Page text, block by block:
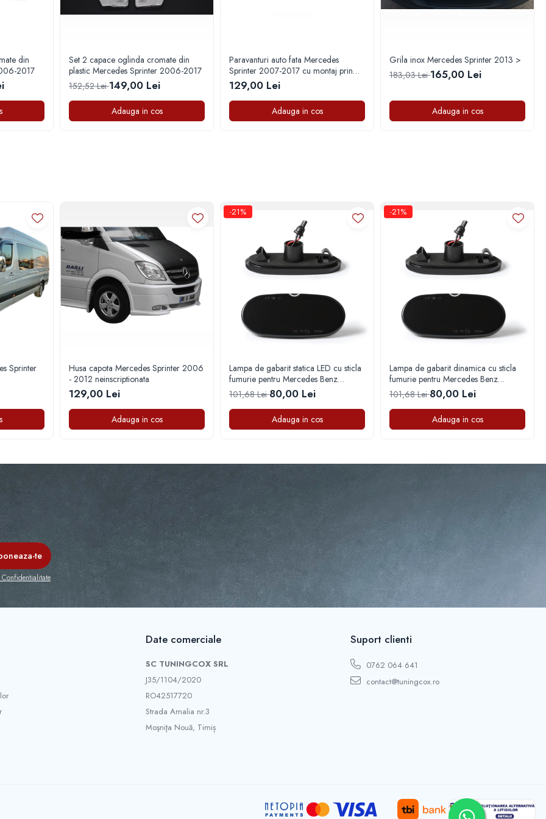
din
2017
Set 2 capace oglinda cromate din
plastic Mercedes Sprinter 2006-2017
152,52 Lei149,00 Lei
Adauga in cos
Paravanturi auto fata Mercedes
Sprinter 2007-2017 cu montaj prin
lipire
129,00 Lei
Adauga in cos
Grila inox Mercedes Sprinter 2013 >
183,03 Lei165,00 Lei
Adauga in cos
Sprinter
Husa capota Mercedes Sprinter 2006
- 2012 neinscriptionata
129,00 Lei
Adauga in cos
-21%
Lampa de gabarit statica LED cu sticla
fumurie pentru Mercedes Benz
Sprinter (2006-2018)
101,68 Lei80,00 Lei
Adauga in cos
-21%
Lampa de gabarit dinamica cu sticla
fumurie pentru Mercedes Benz
Sprinter (2006-2018)
101,68 Lei80,00 Lei
Adauga in cos
Date comerciale
SC TUNINGCOX SRL
J35/1104/2020
RO42517720
Strada Amalia nr.3
Moşniţa Nouă, Timiș
Suport clienti
0762 064 641
contact@tuningcox.ro